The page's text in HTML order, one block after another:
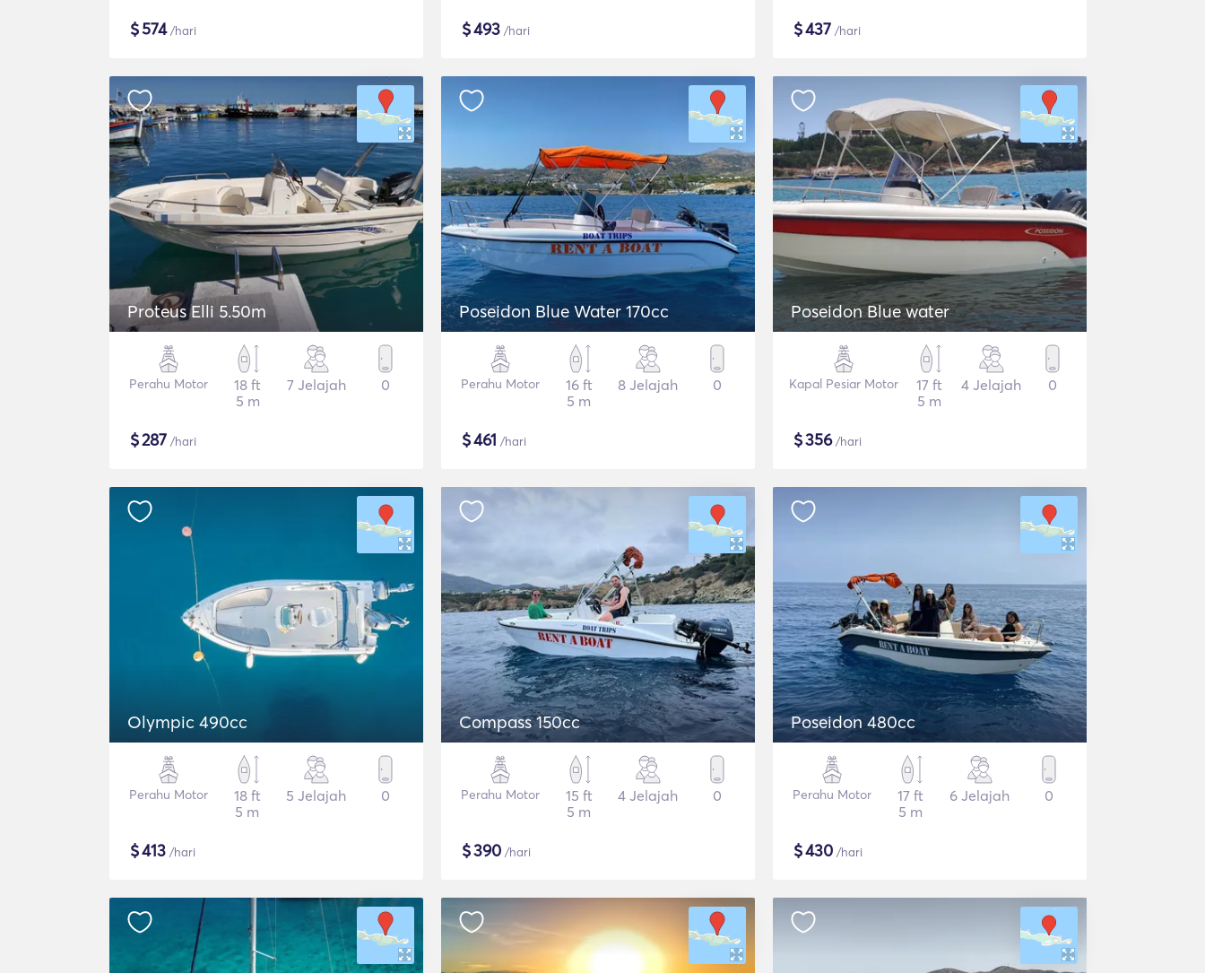
$574/hari $493 /hari $437 /hari
Proteus Elli 5.50m
Perahu Motor
18 ft
5 m
7 Jelajah 0
$287 /hari
Poseidon Blue Water 170cc
Perahu Motor
16 ft
5 m
8 Jelajah 0
$461 /hari
Poseidon Blue water
Kapal Pesiar Motor
17 ft
5 m
4 Jelajah 0
$356/hari
Olympic 490cc
Perahu Motor
18 ft
5 m
5 Jelajah 0
$413 /hari
Compass 150cc
Perahu Motor
15 ft
5 m
4 Jelajah 0
$390 /hari
Poseidon 480cc
Perahu Motor
17 ft
5 m
6 Jelajah 0
$430 /hari